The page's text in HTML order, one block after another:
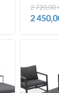
2 720,00
2